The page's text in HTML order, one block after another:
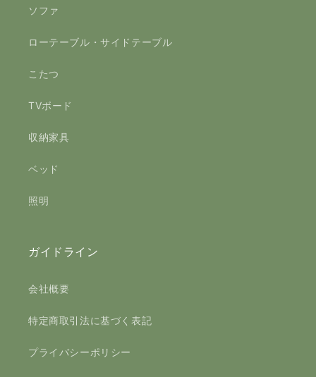
ソファ
ローテーブル・サイドテーブル
こたつ
TVボード
収納家具
ベッド
照明
ガイドライン
会社概要
特定商取引法に基づく表記
プライバシーポリシー